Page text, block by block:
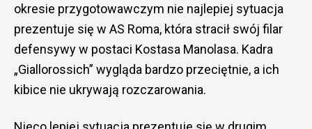
okresie przygotowawczym nie najlepiej sytuacja
prezentuje się w AS Roma, która stracił swój filar
defensywy w postaci Kostasa Manolasa. Kadra
„Giallorossich” wygląda bardzo przeciętnie, a ich
kibice nie ukrywają rozczarowania.